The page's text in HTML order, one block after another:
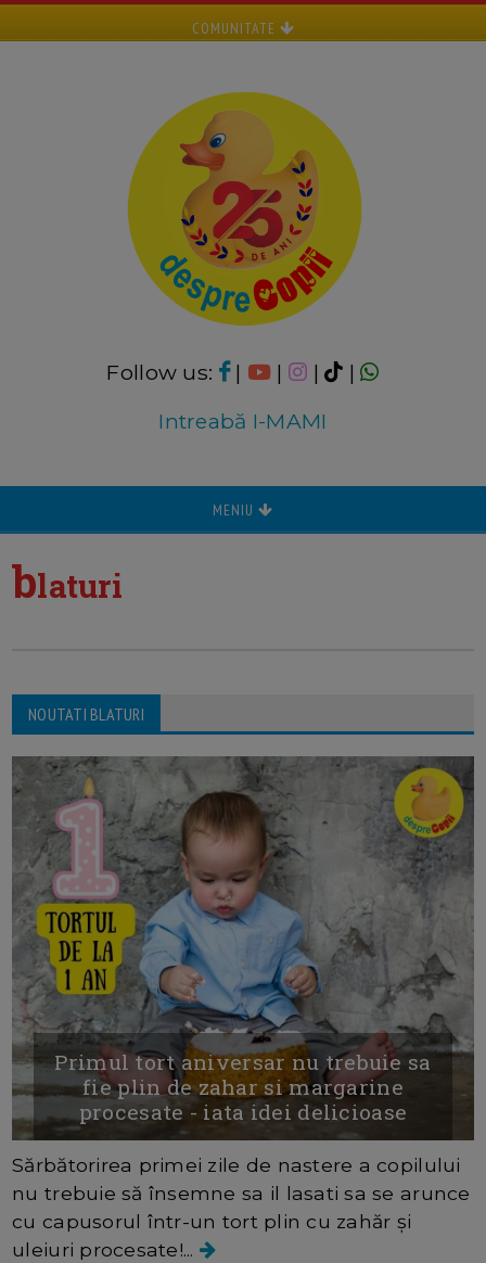
COMUNITATE
Follow us: | | |
|
Intreabă I-MAMI
MENIU
blaturi
NOUTATI BLATURI
Primul tort aniversar nu trebuie sa
fie plin de zahar si margarine
procesate - iata idei delicioase
Sărbătorirea primei zile de nastere a copilului
nu trebuie să însemne sa il lasati sa se arunce
cu capusorul într-un tort plin cu zahăr și
uleiuri procesate!...